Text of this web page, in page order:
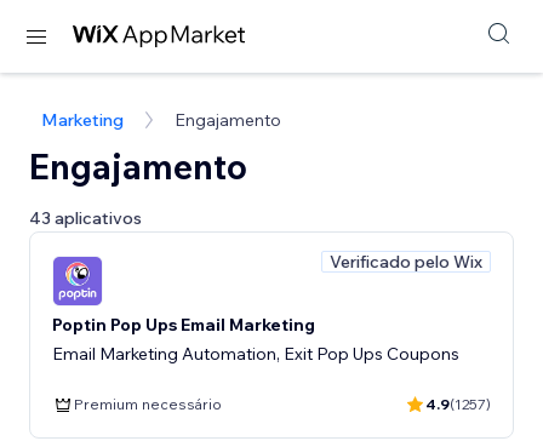
Marketing Engajamento
Engajamento
43 aplicativos
Verificado pelo Wix
Poptin Pop Ups Email Marketing
Email Marketing Automation, Exit Pop Ups Coupons
Premium necessário 4.9(1257)